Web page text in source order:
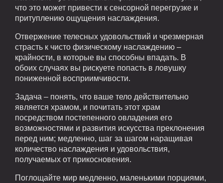
что это может привести к сенсорной перегрузке и
притуплению ощущения наслаждения.
Отвержение телесных удовольствий и чрезмерная
страсть к чисто физическому наслаждению –
крайности, в которые вы способны впадать. В
обоих случаях вы рискуете попасть в ловушку
пониженной восприимчивости.
Задача – понять, что ваше тело действительно
является храмом, и почитать этот храм
посредством постепенного овладения его
возможностями и развития искусства преклонения
перед ним; медленно, шаг за шагом наращивая
количество наслаждения и удовольствия,
получаемых от прикосновения.
Поглощайте мир медленно, маленькими порциями,